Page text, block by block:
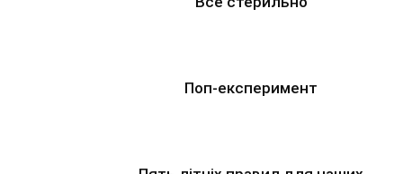
Поп-експеримент